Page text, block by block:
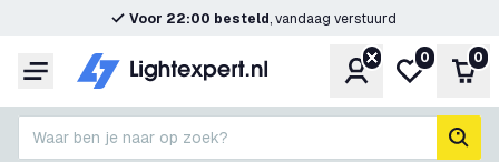
Voor 22:00 besteld, vandaag verstuurd
Menu Account
Mijn
0 0
Waar ben je naar op zoek?